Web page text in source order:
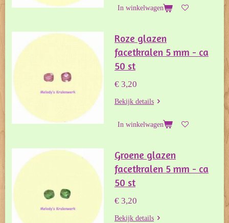
In winkelwagen
Roze glazen
facetkralen 5 mm - ca
50 st
€ 3,20
Bekijk details
In winkelwagen
Groene glazen
facetkralen 5 mm - ca
50 st
€ 3,20
Bekijk details